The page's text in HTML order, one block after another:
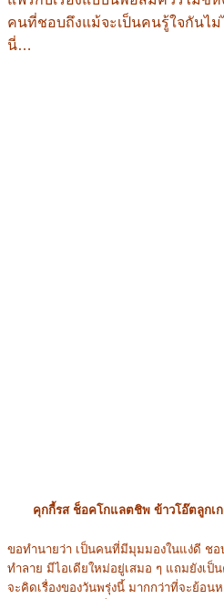
คนที่ชอบถึงแม้จะเป็นคนรู้ใจกันไ
นี่…
คุกกี้รส ช็อคโกแลตชิพ ข้าวโอ๊ตลูกเ
ขอทำนายว่า เป็นคนที่มีมุมมองในแง่ดี ชอ
ทำลาย มีไอเดียใหม่อยู่เสมอ ๆ แถมยังเ
จะคิดเรื่องของวันพรุ่งนี้ มากกว่าที่จะย้อน